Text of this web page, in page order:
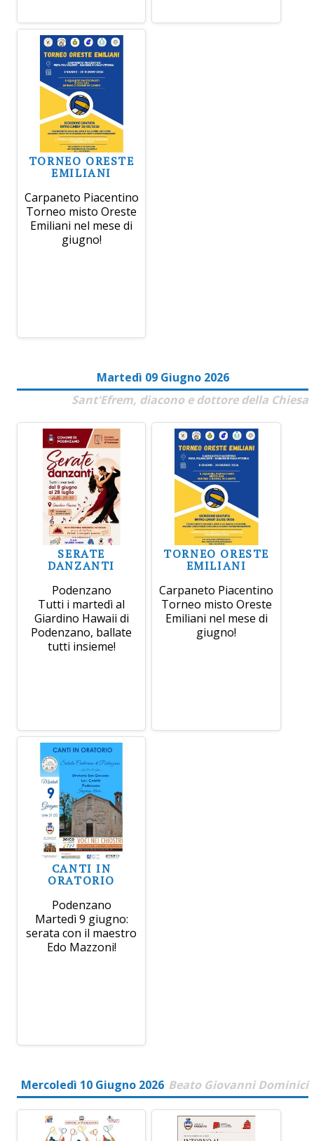
TORNEO ORESTE
EMILIANI
Carpaneto Piacentino
Torneo misto Oreste
Emiliani nel mese di
giugno!
Martedì 09 Giugno 2026
Sant'Efrem, diacono e dottore della Chiesa
SERATE
DANZANTI
Podenzano
Tutti i martedì al
Giardino Hawaii di
Podenzano, ballate
tutti insieme!
TORNEO ORESTE
EMILIANI
Carpaneto Piacentino
Torneo misto Oreste
Emiliani nel mese di
giugno!
CANTI IN
ORATORIO
Podenzano
Martedì 9 giugno:
serata con il maestro
Edo Mazzoni!
Mercoledì 10 Giugno 2026 Beato Giovanni Dominici